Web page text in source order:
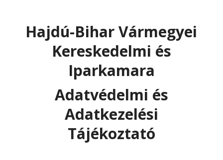
Hajdú-Bihar Vármegyei
Kereskedelmi és
Iparkamara
Adatvédelmi és
Adatkezelési
Tájékoztató